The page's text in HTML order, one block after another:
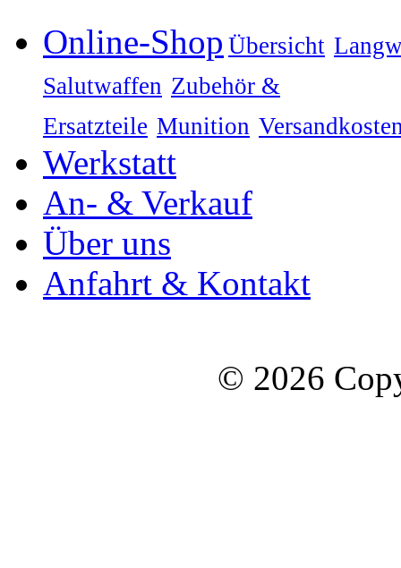
Online-Shop Übersicht
Salutwaffen Zubehör &
Ersatzteile Munition
Werkstatt
An- & Verkauf
Über uns
Anfahrt & Kontakt
© 2026